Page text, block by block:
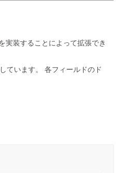
実装することによって拡張でき
ています。
各フィールドのド